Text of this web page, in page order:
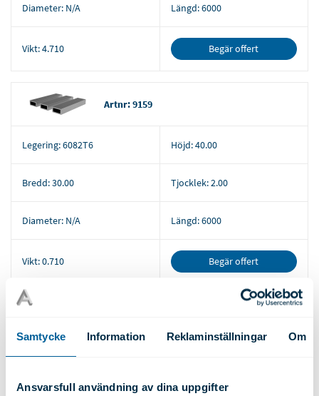
Samtycke Information Reklaminställningar Om
Ansvarsfull användning av dina uppgifter
Diameter: N/A Längd:6000
Vikt:4.710 Begär offert
Artnr: 9159
Legering:6082T6 Höjd:40.00
Bredd:30.00 Tjocklek:2.00
Diameter: N/A Längd:6000
Vikt:0.710 Begär offert
Legering:6082T6